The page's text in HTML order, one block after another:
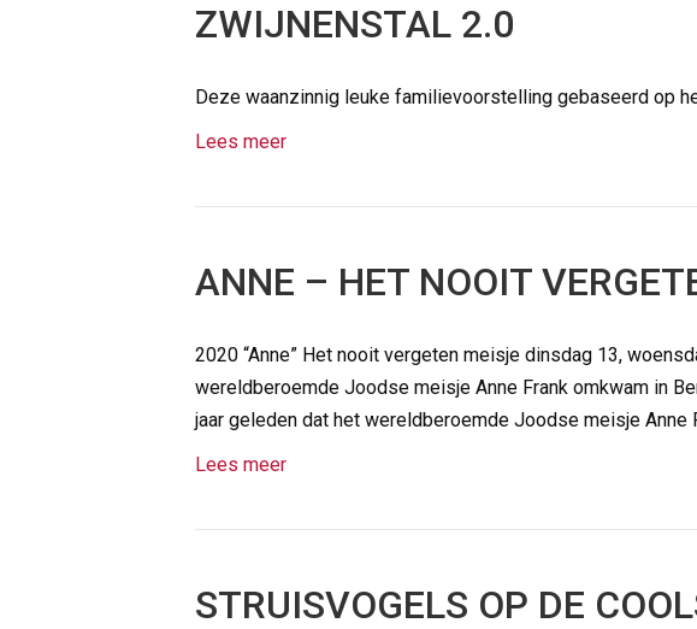
ZWIJNENSTAL 2.0
Deze waanzinnig leuke familievoorstelling gebaseerd op
Lees meer
ANNE – HET NOOIT
2020 “Anne” Het nooit vergeten meisje dinsdag 13,
wereldberoemde Joodse meisje Anne Frank omkwam in
jaar geleden dat het wereldberoemde Joodse meisje Anne
Lees meer
STRUISVOGELS OP DE